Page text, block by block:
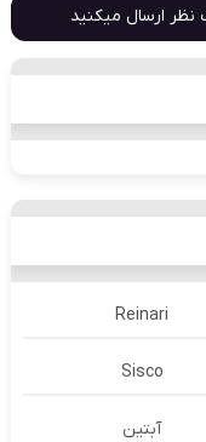
نظر ارسال میکنید
Reinari
Sisco
آبتین